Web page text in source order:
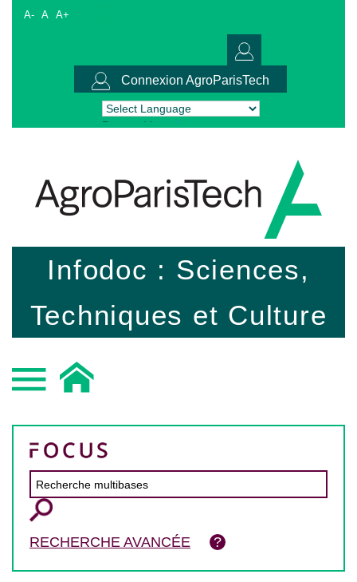
A- A A+
Connexion AgroParisTech
Powered by Translate
Infodoc : Sciences,
Techniques et Culture
RECHERCHE AVANCÉE